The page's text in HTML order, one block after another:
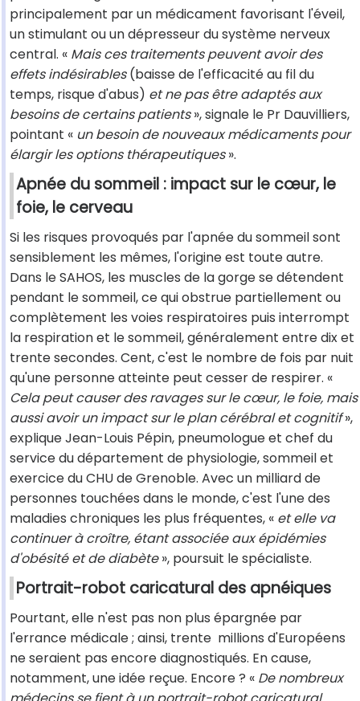
principalement par un médicament favorisant l'éveil,
un stimulant ou un dépresseur du système nerveux
central. « Mais ces traitements peuvent avoir des
effets indésirables(baisse de l'efficacité au fil du
temps, risque d'abus) et ne pas être adaptés aux
besoins de certains patients», signale le Pr Dauvilliers,
pointant « un besoin de nouveaux médicaments pour
élargir les options thérapeutiques».
Apnée du sommeil : impact sur le cœur, le
foie, le cerveau
Si les risques provoqués par l'apnée du sommeil sont
sensiblement les mêmes, l'origine est toute autre.
Dans le SAHOS, les muscles de la gorge se détendent
pendant le sommeil, ce qui obstrue partiellement ou
complètement les voies respiratoires puis interrompt
la respiration et le sommeil, généralement entre dix et
trente secondes. Cent, c'est le nombre de fois par nuit
qu'une personne atteinte peut cesser de respirer. «
Cela peut causer des ravages sur le cœur, le foie, mais
aussi avoir un impact sur le plan cérébral et cognitif»,
explique Jean-Louis Pépin, pneumologue et chef du
service du département de physiologie, sommeil et
exercice du CHU de Grenoble. Avec un milliard de
personnes touchées dans le monde, c'est l'une des
maladies chroniques les plus fréquentes, « et elle va
continuer à croître, étant associée aux épidémies
d'obésité et de diabète», poursuit le spécialiste.
Portrait-robot caricatural des apnéiques
Pourtant, elle n'est pas non plus épargnée par
l'errance médicale ; ainsi, trente millions d'Européens
ne seraient pas encore diagnostiqués. En cause,
notamment, une idée reçue. Encore ? « De nombreux